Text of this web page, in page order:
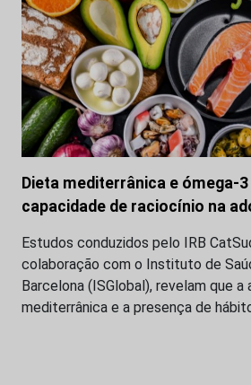
Dieta mediterrânica e ómega-
capacidade de raciocínio na
Estudos conduzidos pelo IRB
colaboração com o Instituto de
Barcelona (ISGlobal), revelam que a
mediterrânica e a presença de